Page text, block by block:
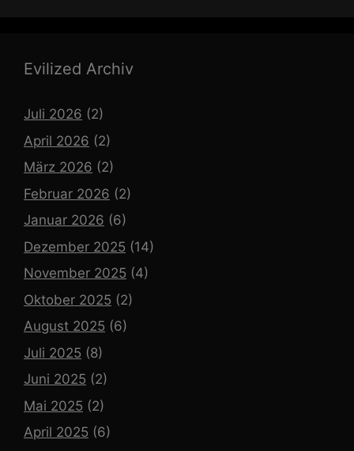
Evilized Archiv
Juli 2026 (2)
April 2026 (2)
März 2026 (2)
Februar 2026 (2)
Januar 2026 (6)
Dezember 2025 (14)
November 2025 (4)
Oktober 2025 (2)
August 2025 (6)
Juli 2025 (8)
Juni 2025 (2)
Mai 2025 (2)
April 2025 (6)